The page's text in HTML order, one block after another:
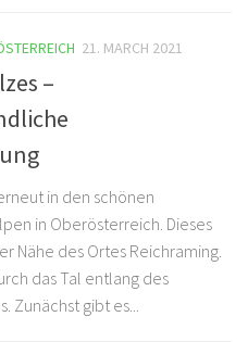
21. MARCH 2021
–
in den schönen
in Oberösterreich. Dieses
Nähe des Ortes Reichraming.
das Tal entlang des
Zunächst gibt es...